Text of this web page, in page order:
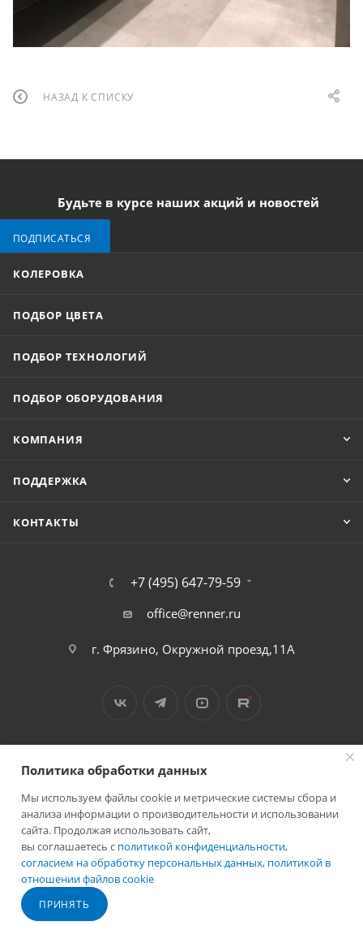
НАЗАД К СПИСКУ
Будьте в курсе наших акций и новостей
ПОДПИСАТЬСЯ
КОЛЕРОВКА
ПОДБОР ЦВЕТА
ПОДБОР ТЕХНОЛОГИЙ
ПОДБОР ОБОРУДОВАНИЯ
КОМПАНИЯ
ПОДДЕРЖКА
КОНТАКТЫ
+7 (495) 647-79-59
office@renner.ru
г. Фрязино, Окружной проезд,11А
2026 © Лига - каталог лакокрасочных покрытий
Политика обработки данных
Мы используем файлы cookie и метрические системы сбора и
анализа информации о производительности и использовании
сайта. Продолжая использовать сайт,
вы соглашаетесь с политикой конфиденциальности,
согласием на обработку персональных данных, политикой в
отношении файлов cookie
ПРИНЯТЬ